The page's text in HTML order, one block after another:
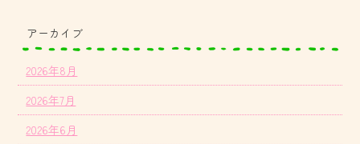
アーカイブ
2026年8月
2026年7月
2026年6月